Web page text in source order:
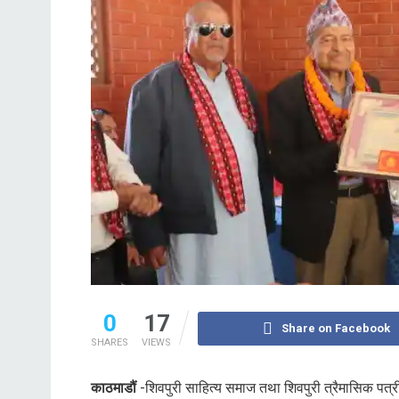
0
SHARES
17
VIEWS
Share on Facebook
काठमाडौं-शिवपुरी साहित्य समाज तथा शिवपुरी त्रैमासिक